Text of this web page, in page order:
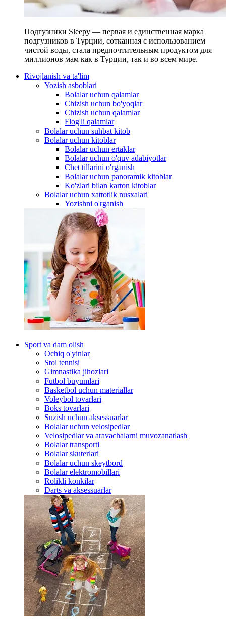
Подгузники Sleepy — первая и единственная марка
подгузников в Турции, сотканная с использованием
чистой воды, стала предпочтительным продуктом для
миллионов мам как в Турции, так и во всем мире.
Rivojlanish va ta'lim
Yozish asboblari
Bolalar uchun qalamlar
Chizish uchun bo'yoqlar
Chizish uchun qalamlar
Flog'li qalamlar
Bolalar uchun suhbat kitob
Bolalar uchun kitoblar
Bolalar uchun ertaklar
Bolalar uchun o'quv adabiyotlar
Chet tillarini o'rganish
Bolalar uchun panoramik kitoblar
Ko'zlari bilan karton kitoblar
Bolalar uchun xattotlik nusxalari
Yozishni o'rganish
Sport va dam olish
Ochiq o'yinlar
Stol tennisi
Gimnastika jihozlari
Futbol buyumlari
Basketbol uchun materiallar
Voleybol tovarlari
Boks tovarlari
Suzish uchun aksessuarlar
Bolalar uchun velosipedlar
Velosipedlar va aravachalarni muvozanatlash
Bolalar transporti
Bolalar skuterlari
Bolalar uchun skeytbord
Bolalar elektromobillari
Rolikli konkilar
Darts va aksessuarlar